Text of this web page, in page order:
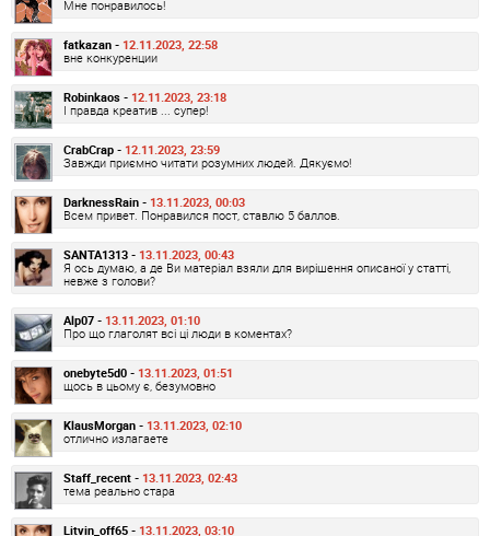
Мне понравилось!
fatkazan - 12.11.2023, 22:58
вне конкуренции
Robinkaos - 12.11.2023, 23:18
І правда креатив ... супер!
CrabCrap - 12.11.2023, 23:59
Завжди приємно читати розумних людей. Дякуємо!
DarknessRain - 13.11.2023, 00:03
Всем привет. Понравился пост, ставлю 5 баллов.
SANTA1313 - 13.11.2023, 00:43
Я ось думаю, а де Ви матеріал взяли для вирішення описаної у статті,
невже з голови?
Alp07 - 13.11.2023, 01:10
Про що глаголят всі ці люди в коментах?
onebyte5d0 - 13.11.2023, 01:51
щось в цьому є, безумовно
KlausMorgan - 13.11.2023, 02:10
отлично излагаете
Staff_recent - 13.11.2023, 02:43
тема реально стара
Litvin_off65 - 13.11.2023, 03:10